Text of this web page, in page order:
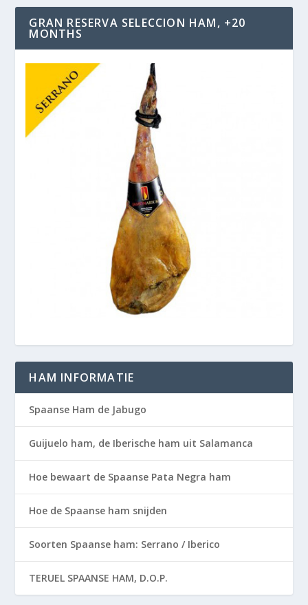
GRAN RESERVA SELECCION HAM, +20
MONTHS
HAM INFORMATIE
Spaanse Ham de Jabugo
Guijuelo ham, de Iberische ham uit Salamanca
Hoe bewaart de Spaanse Pata Negra ham
Hoe de Spaanse ham snijden
Soorten Spaanse ham: Serrano / Iberico
TERUEL SPAANSE HAM, D.O.P.